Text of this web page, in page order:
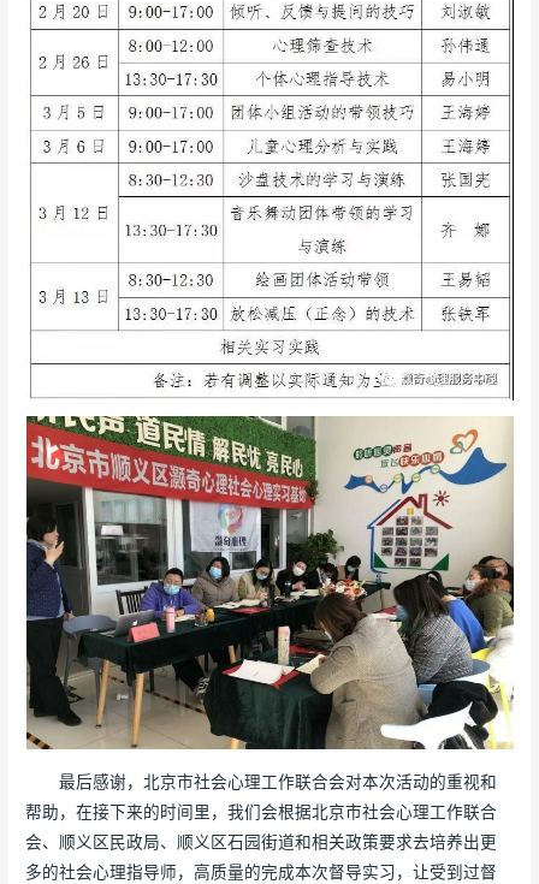
最后感谢，北京市社会心理工作联合会对本次活动的重视和
帮助，在接下来的时间里，我们会根据北京市社会心理工作联合
会、顺义区民政局、顺义区石园街道和相关政策要求去培养出更
多的社会心理指导师，高质量的完成本次督导实习，让受到过督